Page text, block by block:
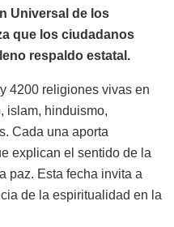
Universal de los
que los ciudadanos
respaldo estatal.
4200 religiones vivas en
islam, hinduismo,
Cada una aporta
explican el sentido de la
paz. Esta fecha invita a
de la espiritualidad en la